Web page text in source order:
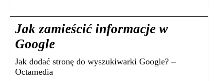
Jak zamieścić informacje w
Google
Jak dodać stronę do wyszukiwarki Google? –
Octamedia